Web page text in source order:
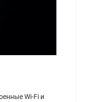
Wi-Fi и